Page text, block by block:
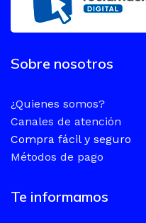
Sobre nosotros
¿Quienes somos?
Canales de atención
Compra fácil y seguro
Métodos de pago
Te informamos